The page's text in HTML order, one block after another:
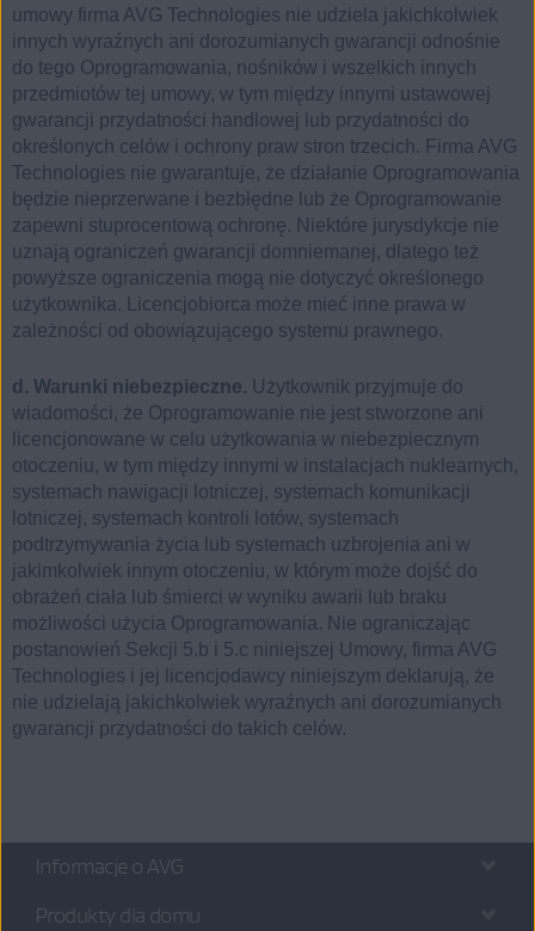
umowy firma AVG Technologies nie udziela jakichkolwiek
innych wyraźnych ani dorozumianych gwarancji odnośnie
do tego Oprogramowania, nośników i wszelkich innych
przedmiotów tej umowy, w tym między innymi ustawowej
gwarancji przydatności handlowej lub przydatności do
określonych celów i ochrony praw stron trzecich. Firma AVG
Technologies nie gwarantuje, że działanie Oprogramowania
będzie nieprzerwane i bezbłędne lub że Oprogramowanie
zapewni stuprocentową ochronę. Niektóre jurysdykcje nie
uznają ograniczeń gwarancji domniemanej, dlatego też
powyższe ograniczenia mogą nie dotyczyć określonego
użytkownika. Licencjobiorca może mieć inne prawa w
zależności od obowiązującego systemu prawnego.
d. Warunki niebezpieczne. Użytkownik przyjmuje do
wiadomości, że Oprogramowanie nie jest stworzone ani
licencjonowane w celu użytkowania w niebezpiecznym
otoczeniu, w tym między innymi w instalacjach nuklearnych,
systemach nawigacji lotniczej, systemach komunikacji
lotniczej, systemach kontroli lotów, systemach
podtrzymywania życia lub systemach uzbrojenia ani w
jakimkolwiek innym otoczeniu, w którym może dojść do
obrażeń ciała lub śmierci w wyniku awarii lub braku
możliwości użycia Oprogramowania. Nie ograniczając
postanowień Sekcji 5.b i 5.c niniejszej Umowy, firma AVG
Technologies i jej licencjodawcy niniejszym deklarują, że
nie udzielają jakichkolwiek wyraźnych ani dorozumianych
gwarancji przydatności do takich celów.
Informacje o AVG
Produkty dla domu